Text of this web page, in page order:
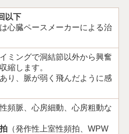
以下
心臓ペースメーカーによる治
ミングで洞結節以外から興奮
縮します。
り、脈が弱く飛んだように感
性頻脈、心房細動、心房粗動な
（発作性上室性頻拍、WPW